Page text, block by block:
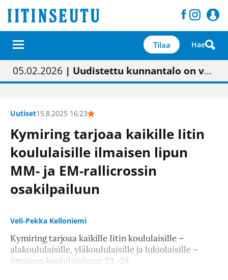
Tilaa Hae
01.02.2026 | Painon vaihtumisen pitäisi näkyä hieman parempana painojäljen laatuna lehdessä
05.02.2026 | Uudistettu kunnantalo on valoisa
23.04.2026 | “Olemme käynnistämässä uudelleen keskustavisiotyön”
09.05.2026| "Maalla on totuttu elämään omavaraisemmin kuin kaupungissa"
Uutiset15.8.2025 16:23
Kymiring tarjoaa kaikille Iitin
koululaisille ilmaisen lipun
MM- ja EM-rallicrossin
osakilpailuun
Veli-Pekka Kelloniemi
Kymiring tarjoaa kaikille Iitin koululaisille –
alakoululaisille, yläkoululaisille ja lukiolaisille –
ilmaisen koululaislipun 23.–24.